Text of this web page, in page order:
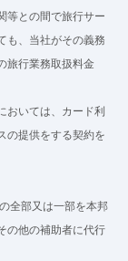
等との間で旅行サー
も、当社がその義務
旅行業務取扱料金
おいては、カード利
の提供をする契約を
全部又は一部を本邦
の他の補助者に代行